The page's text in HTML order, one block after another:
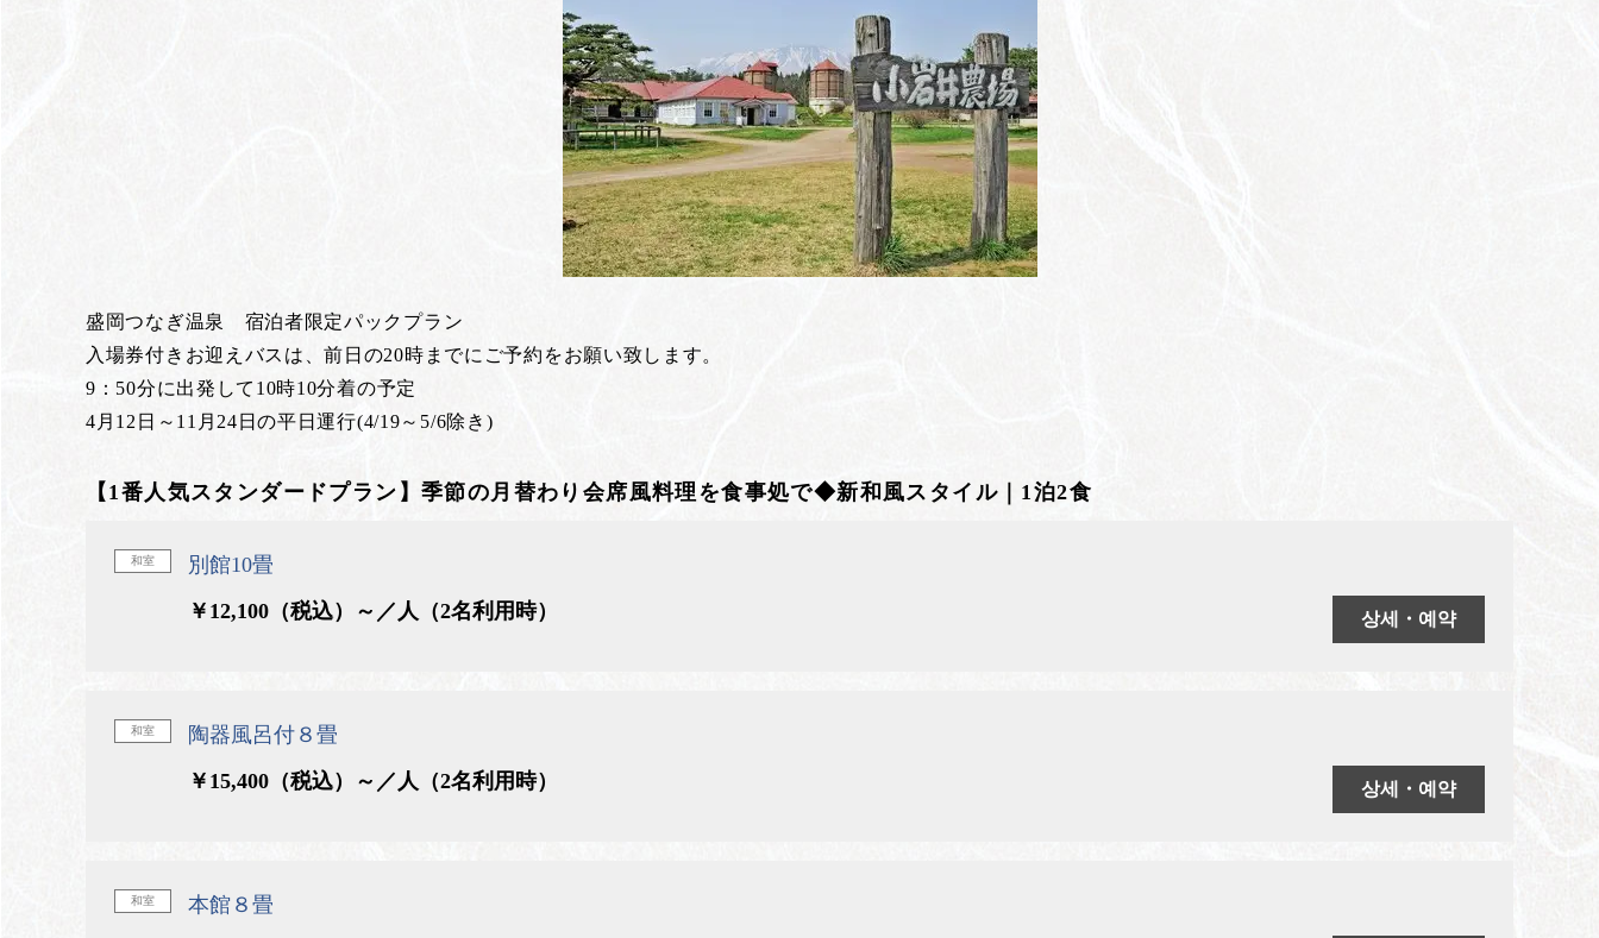
盛岡つなぎ温泉 宿泊者限定パックプラン
入場券付きお迎えバスは、前日の20時までにご予約をお願い致します。
9：50分に出発して10時10分着の予定
4月12日～11月24日の平日運行(4/19～5/6除き)
【1番人気スタンダードプラン】季節の月替わり会席風料理を食事処で◆新和風スタイル｜1泊2食
和室
別館10畳
￥12,100（税込）～／人（2名利用時）
상세・예약
和室
陶器風呂付８畳
￥15,400（税込）～／人（2名利用時）
상세・예약
和室
本館８畳